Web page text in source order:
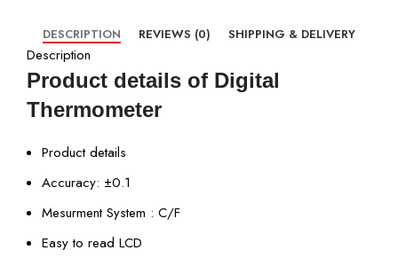
DESCRIPTION REVIEWS (0) SHIPPING & DELIVERY
Description
Product details of Digital
Thermometer
Product details
Accuracy: ±0.1
Mesurment System : C/F
Easy to read LCD